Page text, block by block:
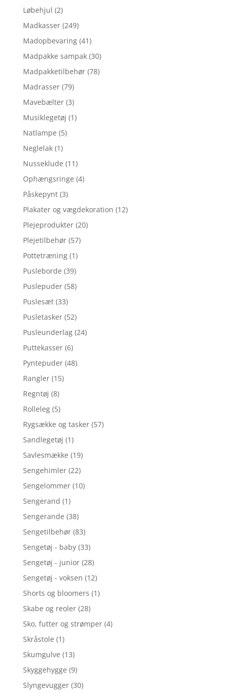
Løbehjul (2)
Madkasser (249)
Madopbevaring (41)
Madpakke sampak (30)
Madpakketilbehør (78)
Madrasser (79)
Mavebælter (3)
Musiklegetøj (1)
Natlampe (5)
Neglelak (1)
Nusseklude (11)
Ophængsringe (4)
Påskepynt (3)
Plakater og vægdekoration (12)
Plejeprodukter (20)
Plejetilbehør (57)
Pottetræning (1)
Pusleborde (39)
Puslepuder (58)
Puslesæt (33)
Pusletasker (52)
Pusleunderlag (24)
Puttekasser (6)
Pyntepuder (48)
Rangler (15)
Regntøj (8)
Rolleleg (5)
Rygsække og tasker (57)
Sandlegetøj (1)
Savlesmække (19)
Sengehimler (22)
Sengelommer (10)
Sengerand (1)
Sengerande (38)
Sengetilbehør (83)
Sengetøj - baby (33)
Sengetøj - junior (28)
Sengetøj - voksen (12)
Shorts og bloomers (1)
Skabe og reoler (28)
Sko, futter og strømper (4)
Skråstole (1)
Skumgulve (13)
Skyggehygge (9)
Slyngevugger (30)